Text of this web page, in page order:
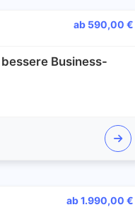
ab 590,00 €
Business-
ab 1.990,00 €